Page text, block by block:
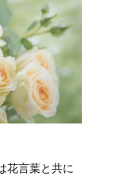
花言葉と共に